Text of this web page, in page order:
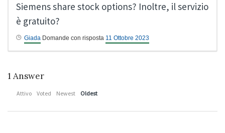
Siemens share stock options? Inoltre, il servizio
è gratuito?
Giada Domande con risposta 11 Ottobre 2023
1 Answer
Attivo Voted Newest Oldest